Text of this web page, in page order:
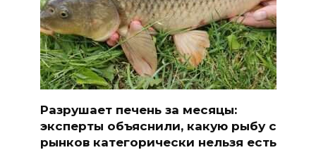
Разрушает печень за месяцы:
эксперты объяснили, какую рыбу с
рынков категорически нельзя есть